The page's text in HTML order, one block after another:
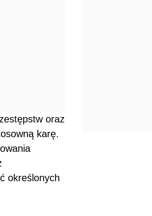
oraz
karę.
określonych